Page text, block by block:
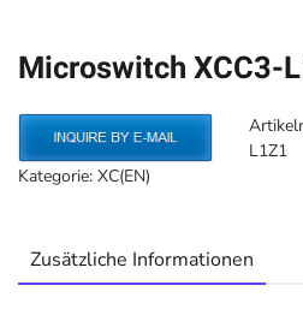
Microswitch XCC3-
L1Z1
Kategorie: XC(EN)
Zusätzliche Informationen